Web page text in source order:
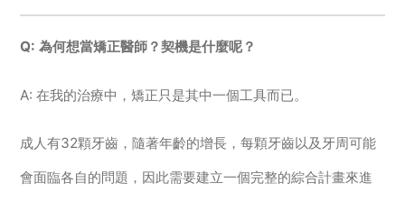
Q: 為何想當矯正醫師？契機是什麼呢？
A: 在我的治療中，矯正只是其中一個工具而已。
成人有32顆牙齒，隨著年齡的增長，每顆牙齒以及牙周可能
會面臨各自的問題，因此需要建立一個完整的綜合計畫來進